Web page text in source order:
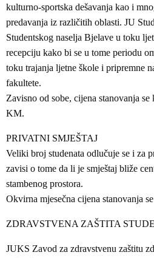
kulturno-sportska dešavanja kao i
predavanja iz različitih oblasti. JU
Studentskog naselja Bjelave u toku
recepciju kako bi se u tome periodu
toku trajanja ljetne škole i pripremne
fakultete.
Zavisno od sobe, cijena stanovanja
KM.
PRIVATNI SMJEŠTAJ
Veliki broj studenata odlučuje se i za
zavisi o tome da li je smještaj bliže
stambenog prostora.
Okvirna mjesečna cijena stanovanja
ZDRAVSTVENA ZAŠTITA
JUKS Zavod za zdravstvenu zaštitu